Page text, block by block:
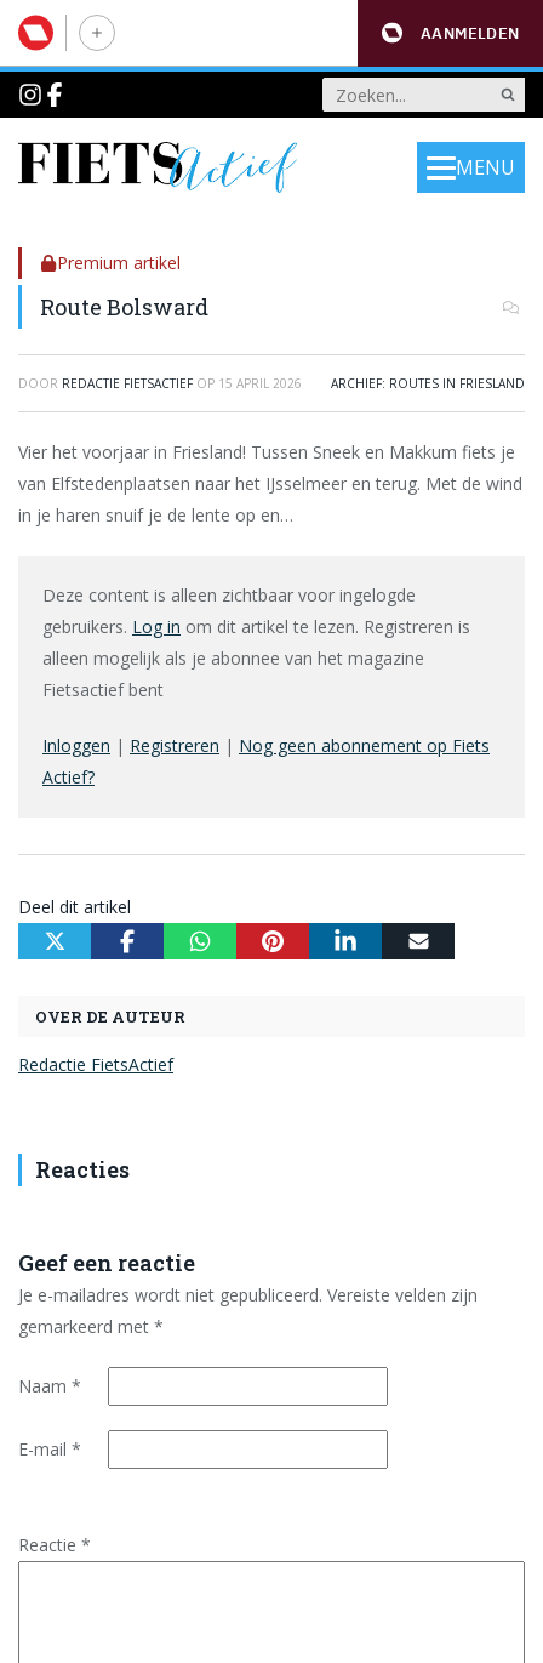
AANMELDEN
MENU
Premium artikel
Route Bolsward
DOOR REDACTIE FIETSACTIEF OP 15 APRIL 2026 ARCHIEF: ROUTES IN FRIESLAND
Vier het voorjaar in Friesland! Tussen Sneek en Makkum fiets je
van Elfstedenplaatsen naar het IJsselmeer en terug. Met de wind
in je haren snuif je de lente op en…
Deze content is alleen zichtbaar voor ingelogde
gebruikers. Log in om dit artikel te lezen. Registreren is
alleen mogelijk als je abonnee van het magazine
Fietsactief bent
Inloggen | Registreren | Nog geen abonnement op Fiets
Actief?
Deel dit artikel
OVER DE AUTEUR
Redactie FietsActief
Reacties
Geef een reactie
Je e-mailadres wordt niet gepubliceerd. Vereiste velden zijn
gemarkeerd met *
Naam *
E-mail *
Reactie *